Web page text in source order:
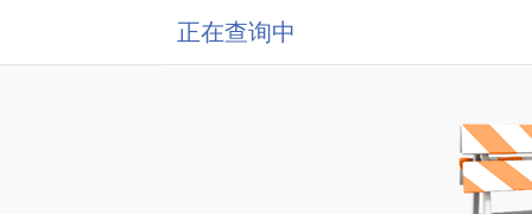
正在查询中